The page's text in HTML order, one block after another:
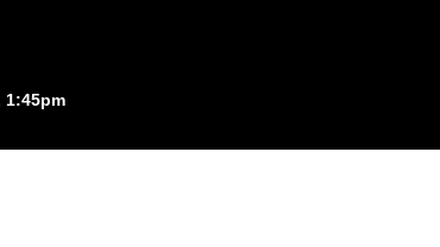
1:45pm